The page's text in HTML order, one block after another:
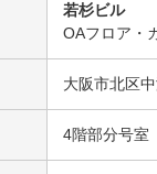
若杉ビル
OAフロア・
大阪市北区
4階部分